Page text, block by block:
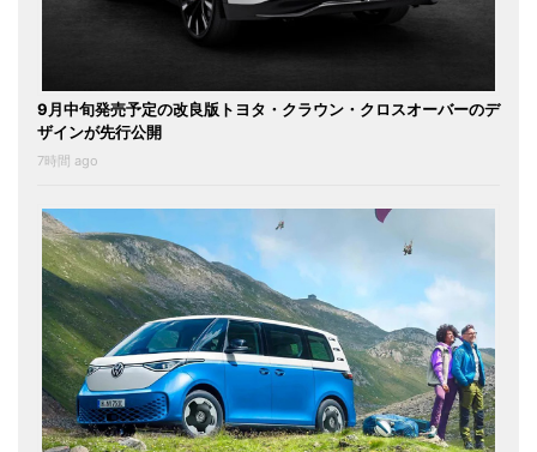
9月中旬発売予定の改良版トヨタ・クラウン・クロスオーバーのデ
ザインが先行公開
7時間 ago